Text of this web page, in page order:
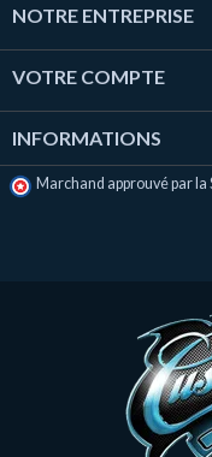
NOTRE ENTREPRISE
VOTRE COMPTE
INFORMATIONS
Marchand approuvé par la